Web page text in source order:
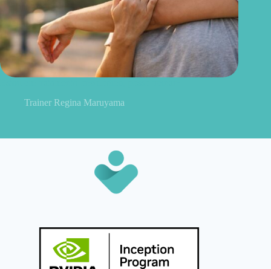
Trainer Regina Maruyama